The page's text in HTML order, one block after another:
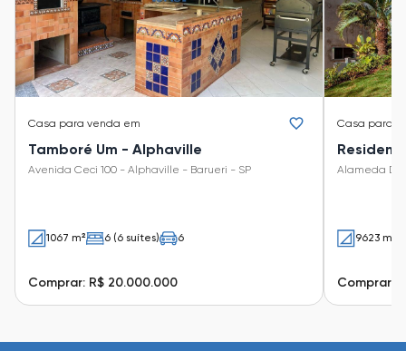
Casa para venda em
Tamboré Um - Alphaville
Avenida Ceci 100 - Alphaville - Barueri - SP
1067 m² 6 (6 suítes) 6
Comprar: R$ 20.000.000
Casa para
Alameda
9623 m²
Comprar: